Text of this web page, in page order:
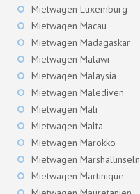
Mietwagen Luxemburg
Mietwagen Macau
Mietwagen Madagaskar
Mietwagen Malawi
Mietwagen Malaysia
Mietwagen Malediven
Mietwagen Mali
Mietwagen Malta
Mietwagen Marokko
Mietwagen Marshallinseln
Mietwagen Martinique